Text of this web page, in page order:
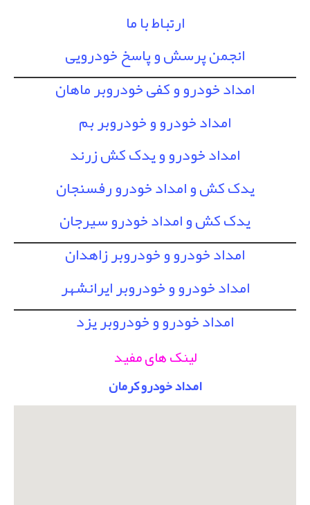
ارتباط با ما
انجمن پرسش و پاسخ خودرویی
امداد خودرو و کفی خودروبر ماهان
امداد خودرو و خودروبر بم
امداد خودرو و یدک کش زرند
یدک کش و امداد خودرو رفسنجان
یدک کش و امداد خودرو سیرجان
امداد خودرو و خودروبر زاهدان
امداد خودرو و خودروبر ایرانشهر
امداد خودرو و خودروبر یزد
لینک های مفید
امداد خودرو کرمان